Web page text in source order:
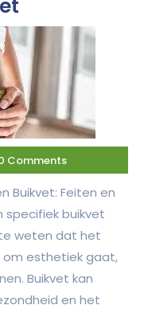
Comments
Buikvet: Feiten en
specifiek buikvet
weten dat het
om esthetiek gaat,
Buikvet kan
en het